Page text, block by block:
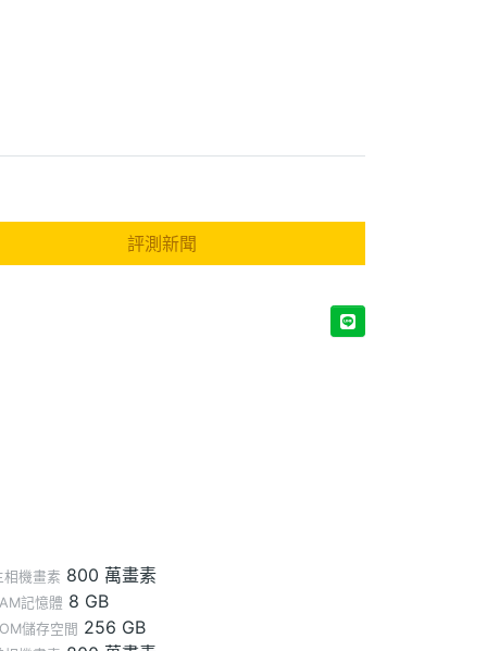
評測新聞
相機畫素 800 萬畫素
記憶體 8 GB
儲存空間 256 GB